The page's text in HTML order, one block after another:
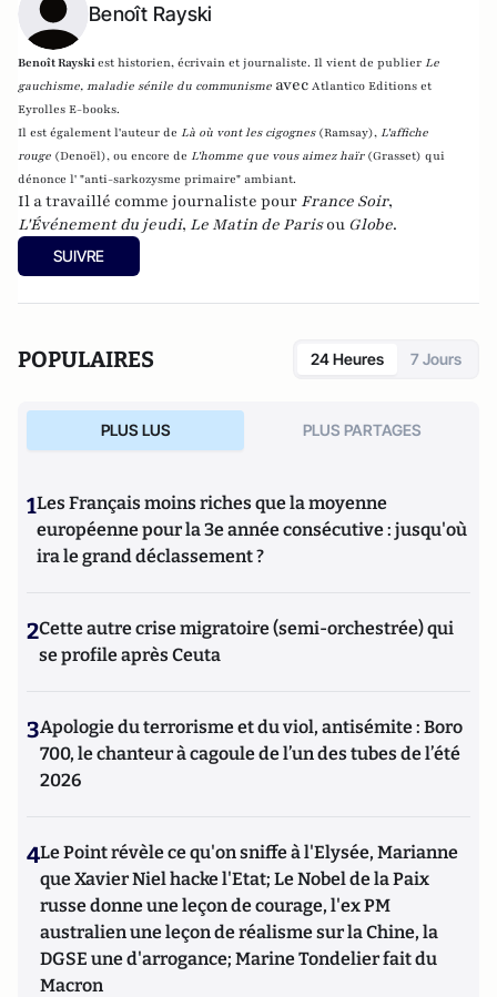
Benoît Rayski
Benoît Rayskiest historien, écrivain et journaliste. Il vient de publier Le
gauchisme, maladie sénile du communisme avec Atlantico Editions et
Eyrolles E-books.
Il est également l'auteur de Là où vont les cigognes (Ramsay), L'affiche
rouge (Denoël), ou encore de L'homme que vous aimez haïr (Grasset) qui
dénonce l' "anti-sarkozysme primaire" ambiant.
Il a travaillé comme journaliste pour France Soir,
L'Événement du jeudi, Le Matin de Parisou Globe.
SUIVRE
POPULAIRES 24 Heures 7 Jours
PLUS LUS PLUS PARTAGES
1Les Français moins riches que la moyenne
européenne pour la 3e année consécutive : jusqu'où
ira le grand déclassement ?
2Cette autre crise migratoire (semi-orchestrée) qui
se profile après Ceuta
3Apologie du terrorisme et du viol, antisémite : Boro
700, le chanteur à cagoule de l’un des tubes de l’été
2026
4Le Point révèle ce qu'on sniffe à l'Elysée, Marianne
que Xavier Niel hacke l'Etat; Le Nobel de la Paix
russe donne une leçon de courage, l'ex PM
australien une leçon de réalisme sur la Chine, la
DGSE une d'arrogance; Marine Tondelier fait du
Macron